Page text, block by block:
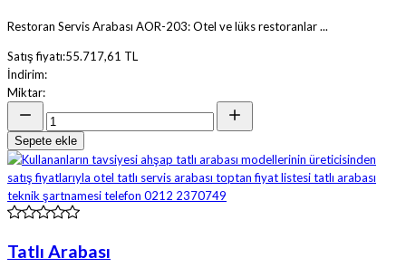
Restoran Servis Arabası AOR-203: Otel ve lüks restoranlar ...
Satış fiyatı:55.717,61 TL
İndirim:
Miktar:
Sepete ekle
Tatlı Arabası